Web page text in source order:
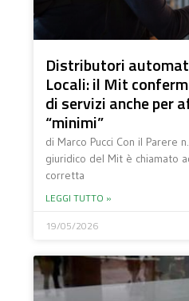
Distributori
Locali: il Mit
di servizi anche per
“minimi”
di Marco Pucci Con il Parere
giuridico del Mit è chiamato
corretta
LEGGI TUTTO »
19/05/2026